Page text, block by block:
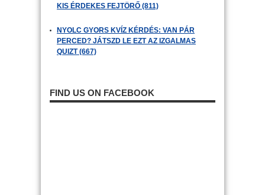
KIS ÉRDEKES FEJTÖRŐ (811)
NYOLC GYORS KVÍZ KÉRDÉS: VAN PÁR
PERCED? JÁTSZD LE EZT AZ IZGALMAS
QUIZT (667)
FIND US ON FACEBOOK